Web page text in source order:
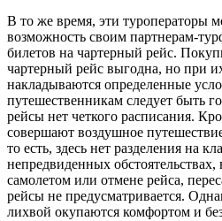
В то же время, эти туроператоры
возможность своим партнерам-
билетов на чартерный рейс.
чартерный рейс выгодна, но при
накладываются определенные
путешественникам следует быть
рейсы нет четкого расписания.
совершают воздушное
то есть, здесь нет разделения на
непредвиденных
самолетом или отмене рейса,
рейсы не предусматривается.
лихвой окупаются комфортом и